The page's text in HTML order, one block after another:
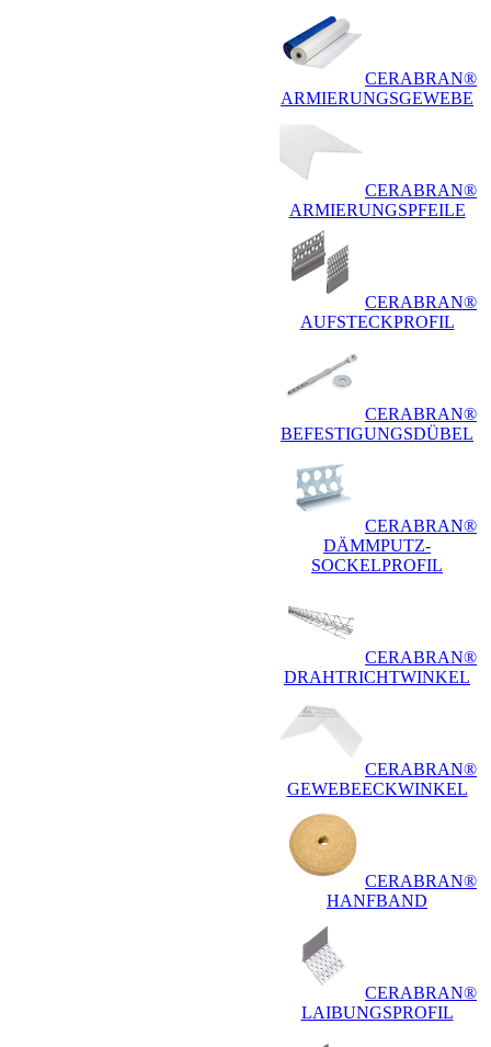
CERABRAN®
ARMIERUNGSGEWEBE
CERABRAN®
ARMIERUNGSPFEILE
CERABRAN®
AUFSTECKPROFIL
CERABRAN®
BEFESTIGUNGSDÜBEL
CERABRAN®
DÄMMPUTZ-
SOCKELPROFIL
CERABRAN®
DRAHTRICHTWINKEL
CERABRAN®
GEWEBEECKWINKEL
CERABRAN®
HANFBAND
CERABRAN®
LAIBUNGSPROFIL